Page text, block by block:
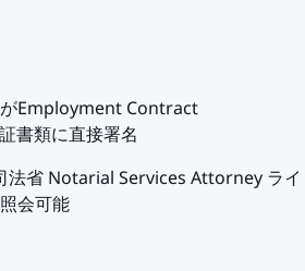
Employment Contract
書類に直接署名
法省 Notarial Services Attorney ライ
会可能